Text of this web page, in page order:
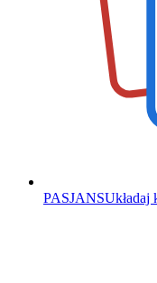
PASJANSUkładaj